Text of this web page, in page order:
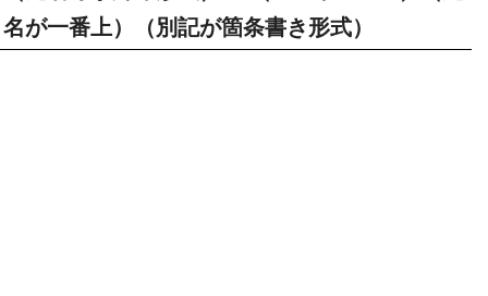
名が一番上）（別記が箇条書き形式）